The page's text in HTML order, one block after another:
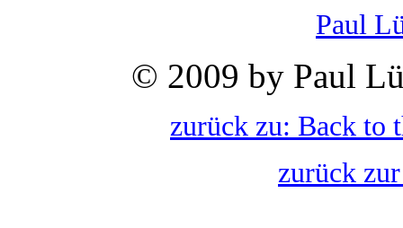
Paul
© 2009 by Paul
zurück zu: Back to
zurück